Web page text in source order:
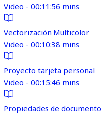
Video - 00:11:56 mins
Vectorización Multicolor
Video - 00:10:38 mins
Proyecto tarjeta personal
Video - 00:15:46 mins
Propiedades de documento